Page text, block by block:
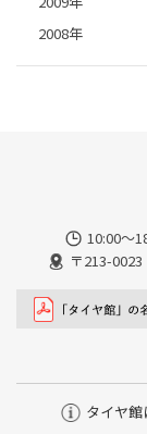
2008年
10:00～
〒213-
タイヤ